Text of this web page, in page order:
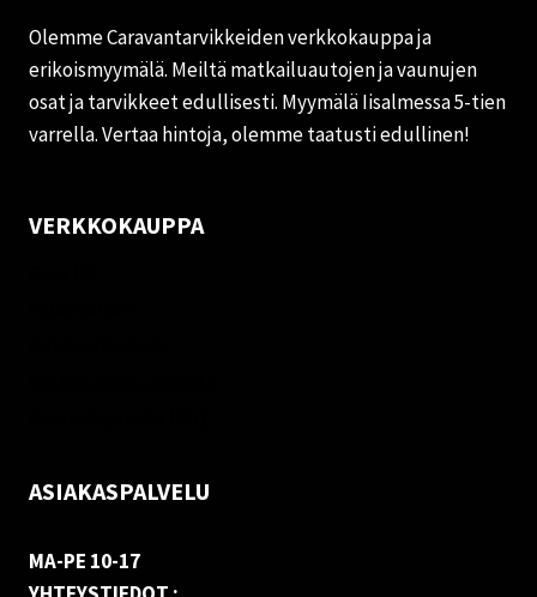
Olemme Caravantarvikkeiden verkkokauppa ja
erikoismyymälä. Meiltä matkailuautojen ja vaunujen
osat ja tarvikkeet edullisesti. Myymälä Iisalmessa 5-tien
varrella. Vertaa hintoja, olemme taatusti edullinen!
VERKKOKAUPPA
ASIAKASPALVELU
MA-PE 10-17